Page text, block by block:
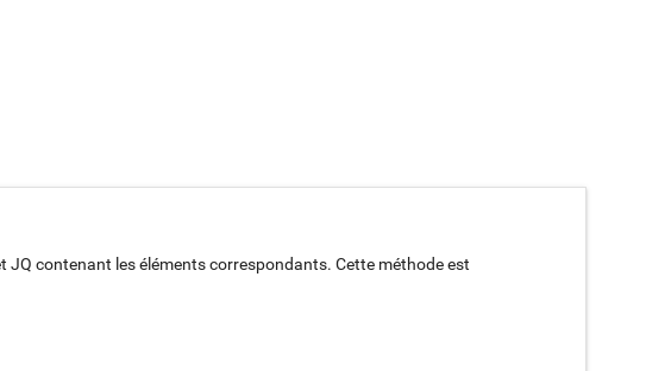
JQ contenant les éléments correspondants. Cette méthode est